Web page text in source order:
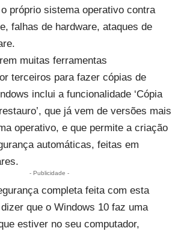
próprio sistema operativo contra
falhas de hardware, ataques de
muitas ferramentas
terceiros para fazer cópias de
inclui a funcionalidade ‘Cópia
que já vem de versões mais
operativo, e que permite a criação
automáticas, feitas em
- Publicidade -
completa feita com esta
que o Windows 10 faz uma
estiver no seu computador,